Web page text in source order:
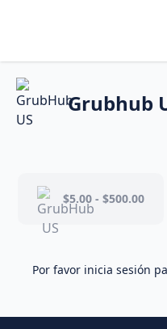
Grubhub
$5.00 - $500.00
Por favor inicia sesión